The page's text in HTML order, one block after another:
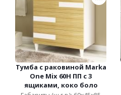
Тумба с раковиной Marka
One Mix 60Н ПП с 3
ящиками, коко боло